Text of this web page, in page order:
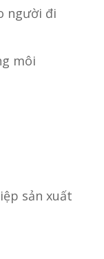
người đi
môi
sản xuất